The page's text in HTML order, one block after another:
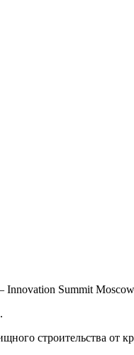
Innovation Summit
строительства от